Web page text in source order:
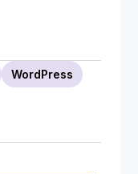
WordPress